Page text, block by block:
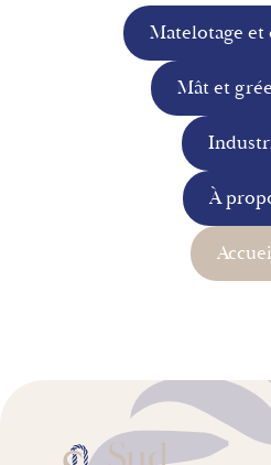
Matelotage et
Mât et
À